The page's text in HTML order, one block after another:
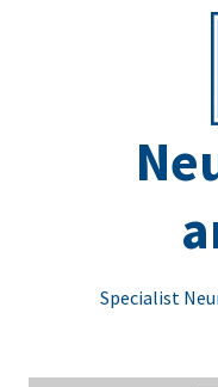
Specialist